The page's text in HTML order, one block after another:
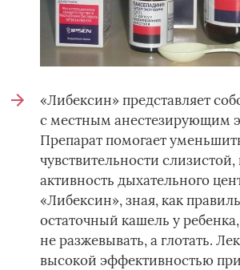
«Либексин» представляет
с местным анестезирующим
Препарат помогает
чувствительности слизистой,
активность дыхательного
«Либексин», зная, как
остаточный кашель у
не разжевывать, а глотать.
высокой эффективностью